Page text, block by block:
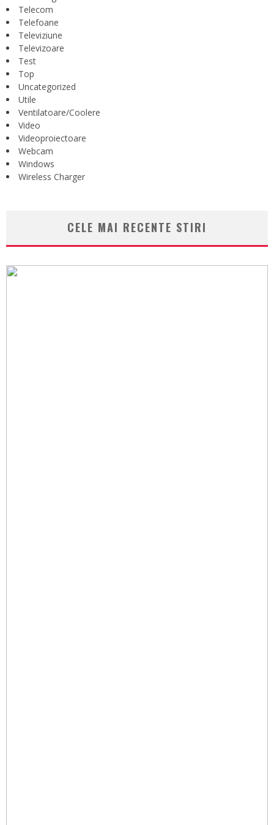
Telecom
Telefoane
Televiziune
Televizoare
Test
Top
Uncategorized
Utile
Ventilatoare/Coolere
Video
Videoproiectoare
Webcam
Windows
Wireless Charger
CELE MAI RECENTE STIRI